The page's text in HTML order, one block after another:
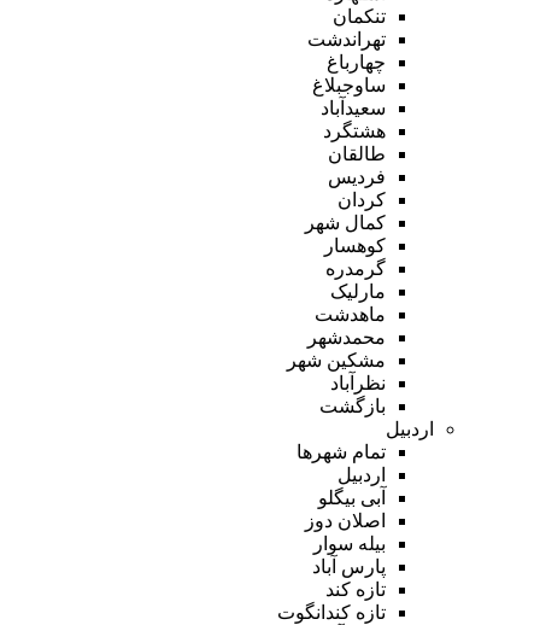
تنکمان
تهراندشت
چهارباغ
ساوجبلاغ
سعیدآباد
هشتگرد
طالقان
فردیس
کردان
کمال شهر
کوهسار
گرمدره
مارلیک
ماهدشت
محمدشهر
مشکین شهر
نظرآباد
بازگشت
اردبیل
تمام شهر‌ها
اردبیل
آبی بیگلو
اصلان دوز
بیله سوار
پارس آباد
تازه کند
تازه کندانگوت